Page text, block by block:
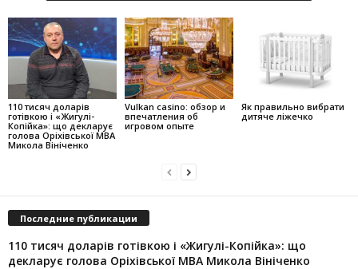
110 тисяч доларів
готівкою і «Жигулі-
Копійка»: що декларує
голова Оріхівської МВА
Микола Вініченко
Vulkan casino: обзор и
впечатления об
игровом опыте
Як правильно вибрати
дитяче ліжечко
Последние публикации
110 тисяч доларів готівкою і «Жигулі-Копійка»: що
декларує голова Оріхівської МВА Микола Вініченко